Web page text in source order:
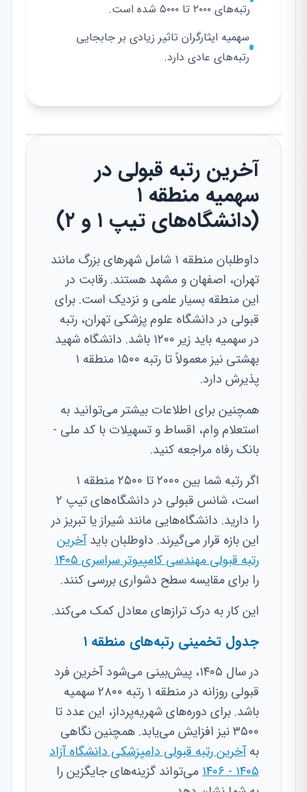
رتبه‌های ۲۰۰۰ تا ۵۰۰۰ شده است.
سهمیه ایثارگران تاثیر زیادی بر جابجایی
رتبه‌های عادی دارد.
آخرین رتبه قبولی در
سهمیه منطقه ۱
(دانشگاه‌های تیپ ۱ و ۲)
داوطلبان منطقه ۱ شامل شهرهای بزرگ مانند
تهران، اصفهان و مشهد هستند. رقابت در
این منطقه بسیار علمی و نزدیک است. برای
قبولی در دانشگاه علوم پزشکی تهران، رتبه
در سهمیه باید زیر ۱۲۰۰ باشد. دانشگاه شهید
بهشتی نیز معمولاً تا رتبه ۱۵۰۰ منطقه ۱
پذیرش دارد.
همچنین برای اطلاعات بیشتر می‌توانید به
استعلام وام، اقساط و تسهیلات با کد ملی -
بانک رفاه مراجعه کنید.
اگر رتبه شما بین ۲۰۰۰ تا ۲۵۰۰ منطقه ۱
است، شانس قبولی در دانشگاه‌های تیپ ۲
را دارید. دانشگاه‌هایی مانند شیراز یا تبریز در
این بازه قرار می‌گیرند. داوطلبان بایدآخرین
رتبه قبولی مهندسی کامپیوتر سراسری ۱۴۰۵
را برای مقایسه سطح دشواری بررسی کنند.
این کار به درک ترازهای معادل کمک می‌کند.
جدول تخمینی رتبه‌های منطقه ۱
در سال ۱۴۰۵، پیش‌بینی می‌شود آخرین فرد
قبولی روزانه در منطقه ۱ رتبه ۲۸۰۰ سهمیه
باشد. برای دوره‌های شهریه‌پرداز، این عدد تا
۳۵۰۰ نیز افزایش می‌یابد. همچنین نگاهی
بهآخرین رتبه قبولی دامپزشکی دانشگاه آزاد
۱۴۰۵ - ۱۴۰۶
می‌تواند گزینه‌های جایگزین را